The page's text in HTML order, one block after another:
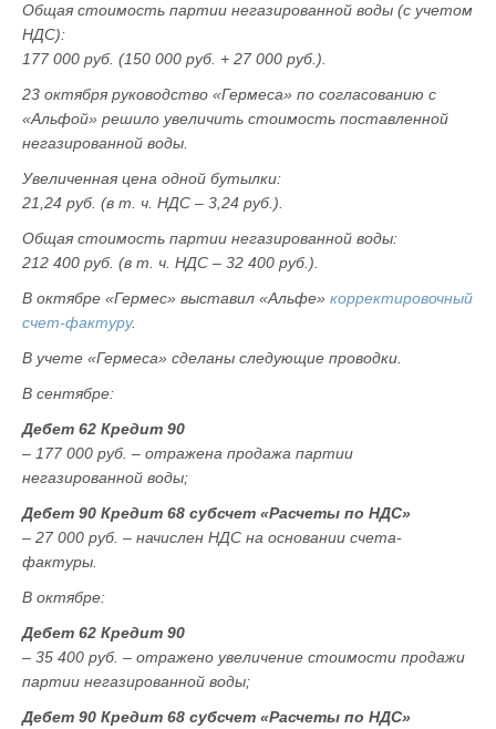
Общая стоимость партии негазированной воды (с учетом
НДС):
177 000 руб. (150 000 руб. + 27 000 руб.).
23 октября руководство «Гермеса» по согласованию с
«Альфой» решило увеличить стоимость поставленной
негазированной воды.
Увеличенная цена одной бутылки:
21,24 руб. (в т. ч. НДС – 3,24 руб.).
Общая стоимость партии негазированной воды:
212 400 руб. (в т. ч. НДС – 32 400 руб.).
В октябре «Гермес» выставил «Альфе» корректировочный
счет-фактуру.
В учете «Гермеса» сделаны следующие проводки.
В сентябре:
Дебет 62 Кредит 90
– 177 000 руб. – отражена продажа партии
негазированной воды;
Дебет 90 Кредит 68 субсчет «Расчеты по НДС»
– 27 000 руб. – начислен НДС на основании счета-
фактуры.
В октябре:
Дебет 62 Кредит 90
– 35 400 руб. – отражено увеличение стоимости продажи
партии негазированной воды;
Дебет 90 Кредит 68 субсчет «Расчеты по НДС»